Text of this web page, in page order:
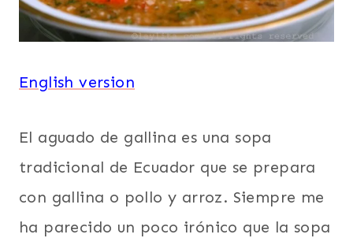
English version
El aguado de gallina es una sopa
tradicional de Ecuador que se prepara
con gallina o pollo y arroz. Siempre me
ha parecido un poco irónico que la sopa